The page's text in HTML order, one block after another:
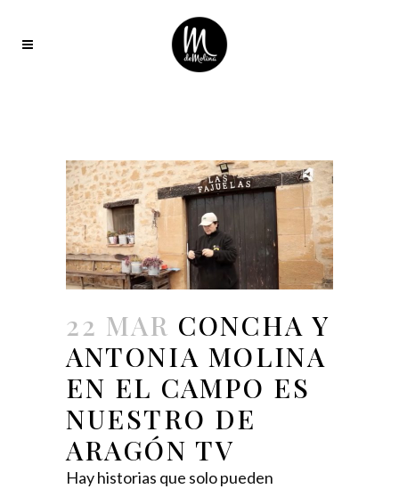
22 MAR CONCHA Y
ANTONIA MOLINA
EN EL CAMPO ES
NUESTRO DE
ARAGÓN TV
Hay historias que solo pueden